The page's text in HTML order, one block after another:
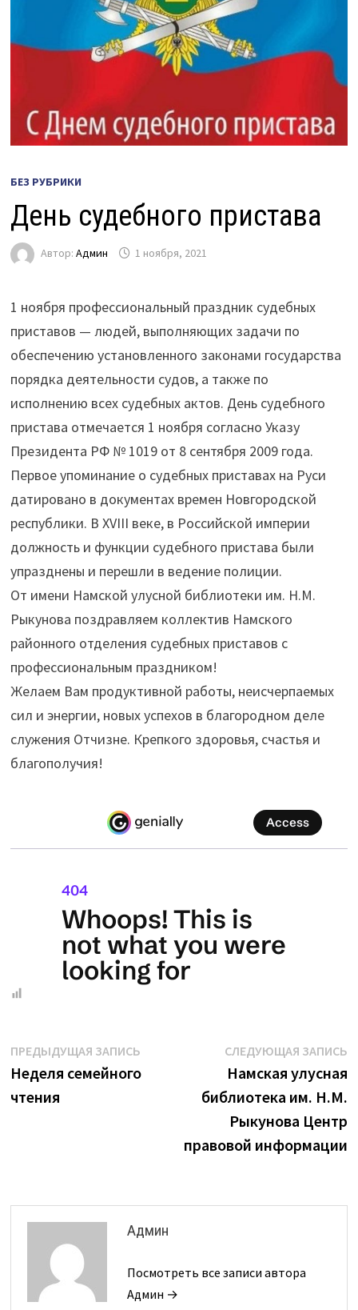
БЕЗ РУБРИКИ
День судебного пристава
Автор: Админ 1 ноября, 2021
1 ноября профессиональный праздник судебных
приставов — людей, выполняющих задачи по
обеспечению установленного законами государства
порядка деятельности судов, а также по
исполнению всех судебных актов. День судебного
пристава отмечается 1 ноября согласно Указу
Президента РФ № 1019 от 8 сентября 2009 года.
Первое упоминание о судебных приставах на Руси
датировано в документах времен Новгородской
республики. В XVIII веке, в Российской империи
должность и функции судебного пристава были
упразднены и перешли в ведение полиции.
От имени Намской улусной библиотеки им. Н.М.
Рыкунова поздравляем коллектив Намского
районного отделения судебных приставов с
профессиональным праздником!
Желаем Вам продуктивной работы, неисчерпаемых
сил и энергии, новых успехов в благородном деле
служения Отчизне. Крепкого здоровья, счастья и
благополучия!
Навигация
по
ПРЕДЫДУЩАЯ ЗАПИСЬПредыдущая
запись:
Неделя семейного
чтения
СЛЕДУЮЩАЯ ЗАПИСЬ
Намская улусная
библиотека им. Н.М.
Рыкунова Центр
правовой информации
Админ
Посмотреть все записи автора
Админ →